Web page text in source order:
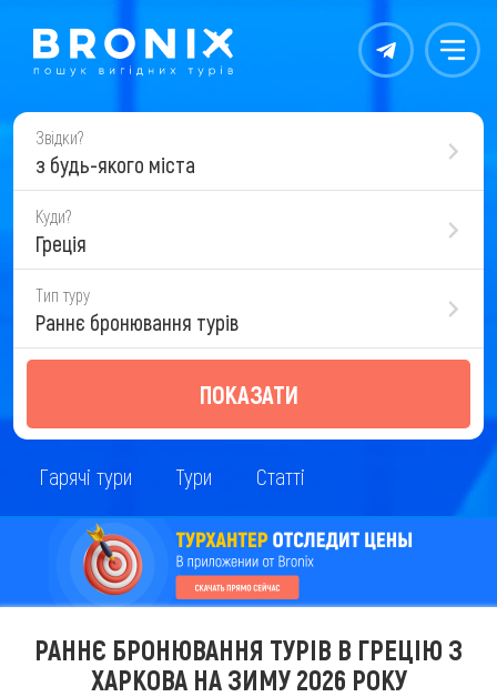
Контакты Меню
Звідки?
з будь-якого міста
Куди?
Греція
Тип туру
Раннє бронювання турів
ПОКАЗАТИ
Гарячі тури Тури Статті
РАННЄ БРОНЮВАННЯ ТУРІВ В ГРЕЦІЮ З
ХАРКОВА НА ЗИМУ 2026 РОКУ